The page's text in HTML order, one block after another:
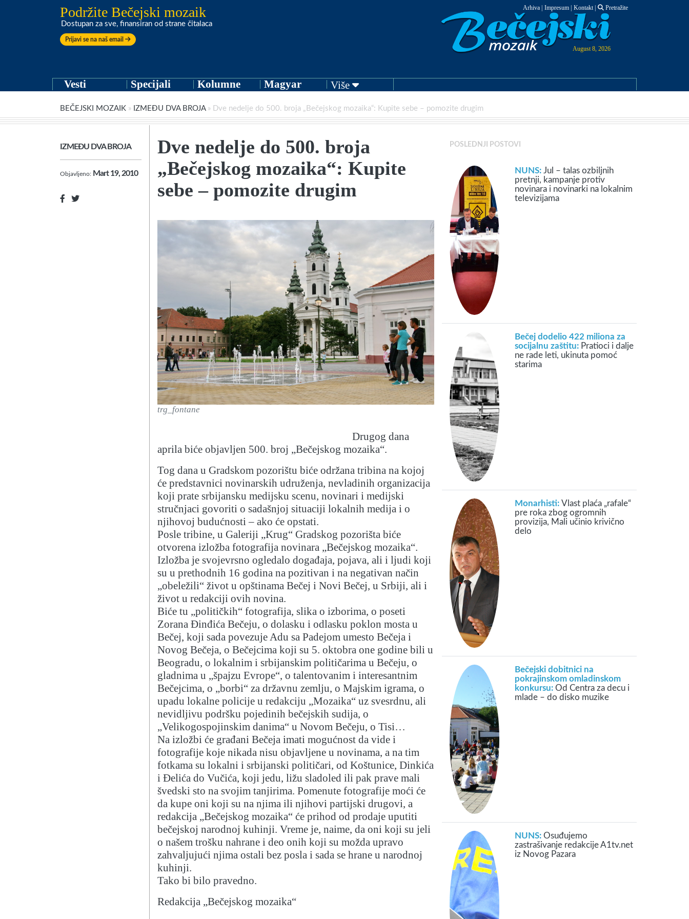
Podržite Bečejski mozaik
Dostupan za sve, finansiran od strane čitalaca
Prijavi se na naš email
Arhiva Impresum Kontakt| Pretražite
August 8, 2026
Vesti Specijali Kolumne Magyar Više
BEČEJSKI MOZAIK » IZMEĐU DVA BROJA» Dve nedelje do 500. broja „Bečejskog mozaika“: Kupite sebe – pomozite drugim
IZMEĐU DVA BROJA
Objavljeno: Mart 19, 2010
Dve nedelje do 500. broja
„Bečejskog mozaika“: Kupite
sebe – pomozite drugim
trg_fontane
Drugog dana
aprila biće objavljen 500. broj „Bečejskog mozaika“.
Tog dana u Gradskom pozorištu biće održana tribina na kojoj
će predstavnici novinarskih udruženja, nevladinih organizacija
koji prate srbijansku medijsku scenu, novinari i medijski
stručnjaci govoriti o sadašnjoj situaciji lokalnih medija i o
njihovoj budućnosti – ako će opstati.
Posle tribine, u Galeriji „Krug“ Gradskog pozorišta biće
otvorena izložba fotografija novinara „Bečejskog mozaika“.
Izložba je svojevrsno ogledalo događaja, pojava, ali i ljudi koji
su u prethodnih 16 godina na pozitivan i na negativan način
„obeležili“ život u opštinama Bečej i Novi Bečej, u Srbiji, ali i
život u redakciji ovih novina.
Biće tu „političkih“ fotografija, slika o izborima, o poseti
Zorana Đinđića Bečeju, o dolasku i odlasku poklon mosta u
Bečej, koji sada povezuje Adu sa Padejom umesto Bečeja i
Novog Bečeja, o Bečejcima koji su 5. oktobra one godine bili u
Beogradu, o lokalnim i srbijanskim političarima u Bečeju, o
gladnima u „špajzu Evrope“, o talentovanim i interesantnim
Bečejcima, o „borbi“ za državnu zemlju, o Majskim igrama, o
upadu lokalne policije u redakciju „Mozaika“ uz svesrdnu, ali
nevidljivu podršku pojedinih bečejskih sudija, o
„Velikogospojinskim danima“ u Novom Bečeju, o Tisi…
Na izložbi će građani Bečeja imati mogućnost da vide i
fotografije koje nikada nisu objavljene u novinama, a na tim
fotkama su lokalni i srbijanski političari, od Koštunice, Dinkića
i Đelića do Vučića, koji jedu, ližu sladoled ili pak prave mali
švedski sto na svojim tanjirima. Pomenute fotografije moći će
da kupe oni koji su na njima ili njihovi partijski drugovi, a
redakcija „Bečejskog mozaika“ će prihod od prodaje uputiti
bečejskoj narodnoj kuhinji. Vreme je, naime, da oni koji su jeli
o našem trošku nahrane i deo onih koji su možda upravo
zahvaljujući njima ostali bez posla i sada se hrane u narodnoj
kuhinji.
Tako bi bilo pravedno.
Redakcija „Bečejskog mozaika“
POSLEDNJI POSTOVI
NUNS: Jul – talas ozbiljnih
pretnji, kampanje protiv
novinara i novinarki na lokalnim
televizijama
Bečej dodelio 422 miliona za
socijalnu zaštitu: Pratioci i dalje
ne rade leti, ukinuta pomoć
starima
Monarhisti: Vlast plaća „rafale“
pre roka zbog ogromnih
provizija, Mali učinio krivično
delo
Bečejski dobitnici na
pokrajinskom omladinskom
konkursu: Od Centra za decu i
mlade – do disko muzike
NUNS: Osuđujemo
zastrašivanje redakcije A1tv.net
iz Novog Pazara